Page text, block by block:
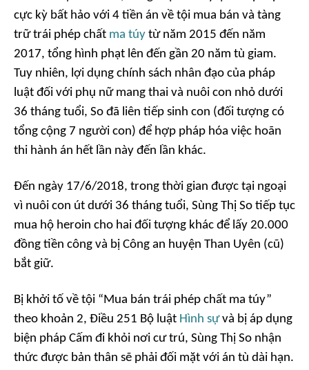
cực kỳ bất hảo với 4 tiền án về tội mua bán và tàng
trữ trái phép chất ma túy từ năm 2015 đến năm
2017, tổng hình phạt lên đến gần 20 năm tù giam.
Tuy nhiên, lợi dụng chính sách nhân đạo của pháp
luật đối với phụ nữ mang thai và nuôi con nhỏ dưới
36 tháng tuổi, So đã liên tiếp sinh con (đối tượng có
tổng cộng 7 người con) để hợp pháp hóa việc hoãn
thi hành án hết lần này đến lần khác.
Đến ngày 17/6/2018, trong thời gian được tại ngoại
vì nuôi con út dưới 36 tháng tuổi, Sùng Thị So tiếp tục
mua hộ heroin cho hai đối tượng khác để lấy 20.000
đồng tiền công và bị Công an huyện Than Uyên (cũ)
bắt giữ.
Bị khởi tố về tội “Mua bán trái phép chất ma túy”
theo khoản 2, Điều 251 Bộ luật Hình sựvà bị áp dụng
biện pháp Cấm đi khỏi nơi cư trú, Sùng Thị So nhận
thức được bản thân sẽ phải đối mặt với án tù dài hạn.